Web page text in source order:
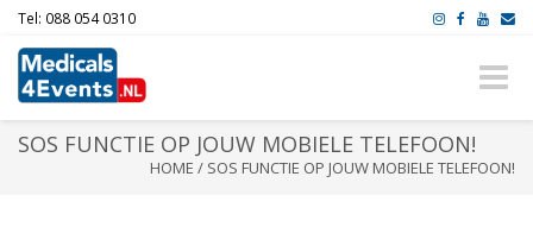
Tel: 088 054 0310
Toggle
SOS FUNCTIE OP JOUW MOBIELE TELEFOON!
HOME / SOS FUNCTIE OP JOUW MOBIELE TELEFOON!